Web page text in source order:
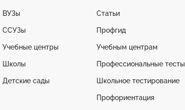
ВУЗы
ССУЗы
Учебные центры
Школы
Детские сады
Статьи
Профгид
Учебным центрам
Профессиональные тесты
Школьное тестирование
Профориентация